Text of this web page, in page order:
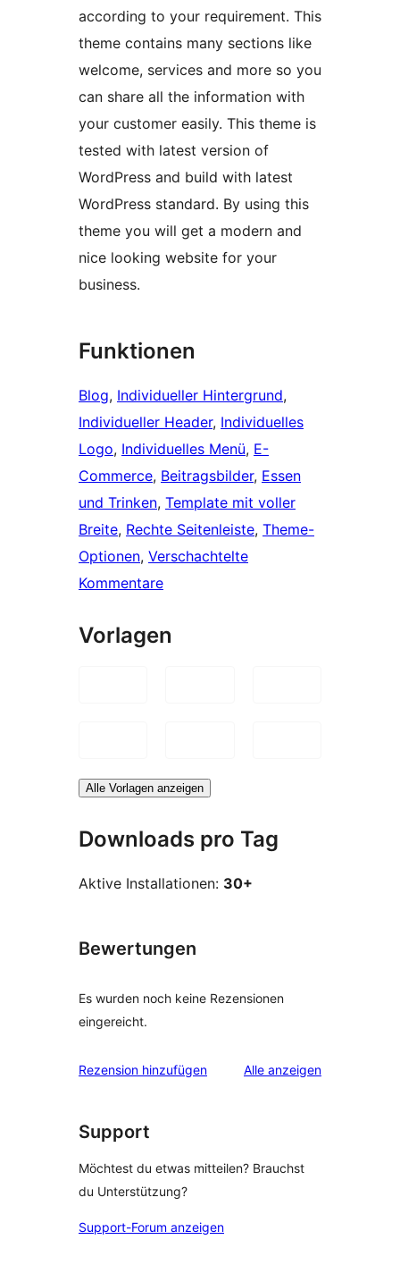
according to your requirement. This
theme contains many sections like
welcome, services and more so you
can share all the information with
your customer easily. This theme is
tested with latest version of
WordPress and build with latest
WordPress standard. By using this
theme you will get a modern and
nice looking website for your
business.
Funktionen
Blog, Individueller Hintergrund
Individueller Header, Individuelles
Logo, Individuelles Menü, E-
Commerce, Beitragsbilder, Essen
und Trinken, Template mit voller
Breite, Rechte Seitenleiste, Theme-
Optionen, Verschachtelte
Kommentare
Vorlagen
Alle Vorlagen anzeigen
Downloads pro Tag
Aktive Installationen: 30+
Bewertungen
Es wurden noch keine Rezensionen
eingereicht.
Rezension hinzufügen Alle Rezensionen
anzeigen
Support
Möchtest du etwas mitteilen? Brauchst
du Unterstützung?
Support-Forum anzeigen